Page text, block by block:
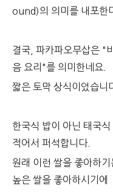
ound)의 의미를 내포한
결국, 파카파오무삽은 "
음 요리"를 의미한네요.
짧은 토막 상식이었습니
한국식 밥이 아닌 태국
적어서 퍼석합니다.
원래 이런 쌀을 좋아하
높은 쌀을 좋아하시기에